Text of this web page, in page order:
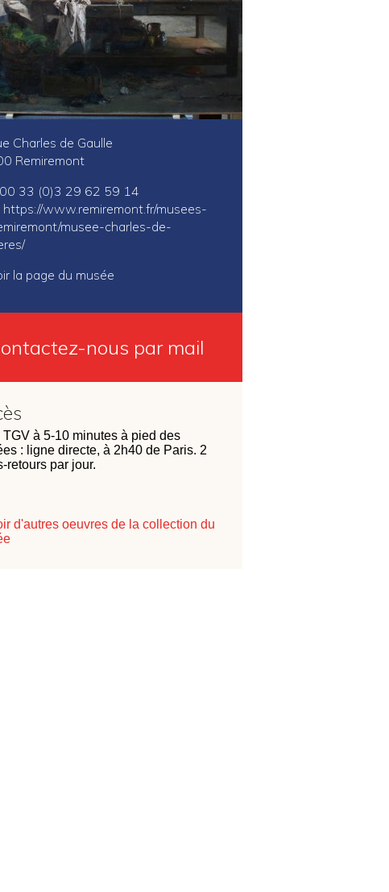
Charles de Gaulle
Remiremont
00 33 (0)3 29 62 59 14
https://www.remiremont.fr/musees-
musee-charles-de-
la page du musée
nous par mail
TGV à 5-10 minutes à pied des
: ligne directe, à 2h40 de Paris. 2
retours par jour.
d'autres oeuvres de la collection du